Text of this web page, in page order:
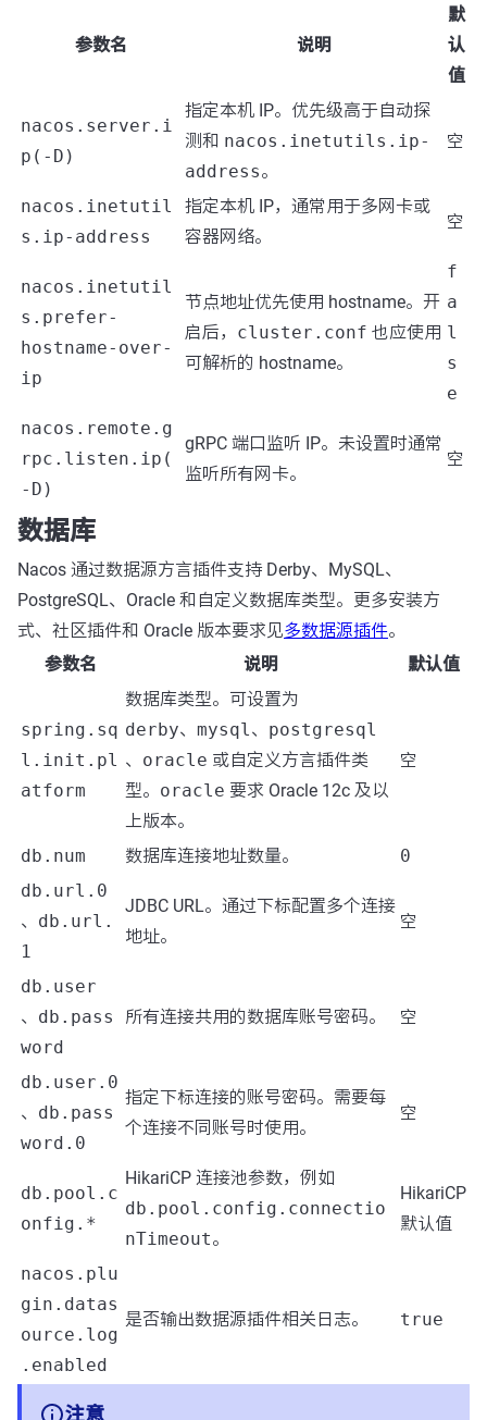
参数名 说明
默
认
值
nacos.server.i
p(-D)
指定本机 IP。优先级高于自动探
测和 nacos.inetutils.ip-
address。
空
nacos.inetutil
s.ip-address
指定本机 IP，通常用于多网卡或
容器网络。
空
nacos.inetutil
s.prefer-
hostname-over-
ip
节点地址优先使用 hostname。开
启后， cluster.conf 也应使用
可解析的 hostname。
f
a
l
s
e
nacos.remote.g
rpc.listen.ip(
-D)
gRPC 端口监听 IP。未设置时通常
监听所有网卡。
空
数据库
Nacos 通过数据源方言插件支持 Derby、MySQL、
PostgreSQL、Oracle 和自定义数据库类型。更多安装方
式、社区插件和 Oracle 版本要求见多数据源插件。
参数名
说明 默认值
spring.sq
l.init.pl
atform
数据库类型。可设置为
derby、 mysql、 postgresql
、 oracle 或自定义方言插件类
型。 oracle 要求 Oracle 12c 及以
上版本。
空
db.num 数据库连接地址数量。
0
db.url.0
、 db.url.
1
JDBC URL。通过下标配置多个连接
地址。
空
db.user
、 db.pass
word
所有连接共用的数据库账号密码。 空
db.user.0
、 db.pass
word.0
指定下标连接的账号密码。需要每
个连接不同账号时使用。
空
db.pool.c
onfig.*
HikariCP 连接池参数，例如
db.pool.config.connectio
nTimeout。
HikariCP
默认值
nacos.plu
gin.datas
ource.log
.enabled
是否输出数据源插件相关日志。 true
注意